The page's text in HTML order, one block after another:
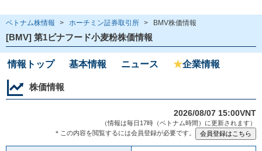
ベトナム株情報 > ホーチミン証券取引所 > BMV株価情報
[BMV] 第1ビナフード小麦粉株価情報
情報トップ 基本情報 ニュース ★企業情報
株価情報
2026/08/07 15:00VNT
（情報は毎日17時（ベトナム時間）に更新されます）
＊この内容を閲覧するには会員登録が必要です。